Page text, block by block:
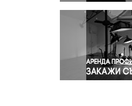
Спорт
Экология